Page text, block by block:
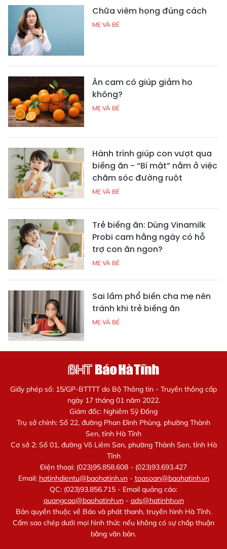
Chữa viêm họng đúng cách
MẸ VÀ BÉ
Ăn cam có giúp giảm ho
không?
MẸ VÀ BÉ
Hành trình giúp con vượt qua
biếng ăn - “Bí mật” nằm ở việc
chăm sóc đường ruột
MẸ VÀ BÉ
Trẻ biếng ăn: Dùng Vinamilk
Probi cam hằng ngày có hỗ
trợ con ăn ngon?
MẸ VÀ BÉ
Sai lầm phổ biến cha mẹ nên
tránh khi trẻ biếng ăn
MẸ VÀ BÉ
Giấy phép số: 15/GP-BTTTT do Bộ Thông tin - Truyền thông cấp
ngày 17 tháng 01 năm 2022.
Giám đốc: Nghiêm Sỹ Đống
Trụ sở chính: Số 22, đường Phan Đình Phùng, phường Thành
Sen, tỉnh Hà Tĩnh
Cơ sở 2: Số 01, đường Võ Liêm Sơn, phường Thành Sen, tỉnh Hà
Tĩnh
Điện thoại: (023)95.858.608 - (023)93.693.427
Email: hatinhdientu@baohatinh.vn- toasoan@baohatinh.vn
QC: (023)93.856.715 - Email quảng cáo:
quangcao@baohatinh.vn- ads@hatinhtv.vn
Bản quyền thuộc về Báo và phát thanh, truyền hình Hà Tĩnh.
Cấm sao chép dưới mọi hình thức nếu không có sự chấp thuận
bằng văn bản.